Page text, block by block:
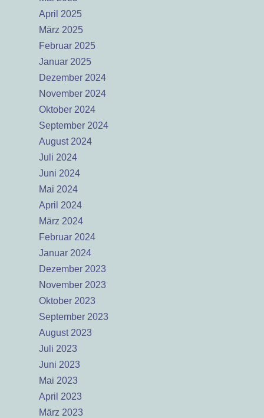
April 2025
März 2025
Februar 2025
Januar 2025
Dezember 2024
November 2024
Oktober 2024
September 2024
August 2024
Juli 2024
Juni 2024
Mai 2024
April 2024
März 2024
Februar 2024
Januar 2024
Dezember 2023
November 2023
Oktober 2023
September 2023
August 2023
Juli 2023
Juni 2023
Mai 2023
April 2023
März 2023